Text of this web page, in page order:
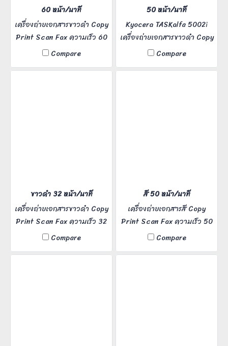
60 หน้า/นาที
เครื่องถ่ายเอกสารขาวดำ Copy
Print Scan Fax ความเร็ว 60
แผ่นต่อนาที เหมาะสำหรับ
Compare
50 หน้า/นาที
Kyocera TASKalfa 5002i
เครื่องถ่ายเอกสารขาวดำ Copy
Print Scan Fax ความเร็ว 50
Compare
ขาวดำ 32 หน้า/นาที
เครื่องถ่ายเอกสารขาวดำ Copy
Print Scan Fax ความเร็ว 32
แผ่นต่อนาที เหมาะสำหรับ
Compare
สี 50 หน้า/นาที
เครื่องถ่ายเอกสารสี Copy
Print Scan Fax ความเร็ว 50
แผ่นต่อนาที เหมาะสำหรับ
Compare